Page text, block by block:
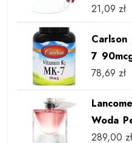
21,09 zł
Carlson
7
78,69 zł
Woda
289,00 zł